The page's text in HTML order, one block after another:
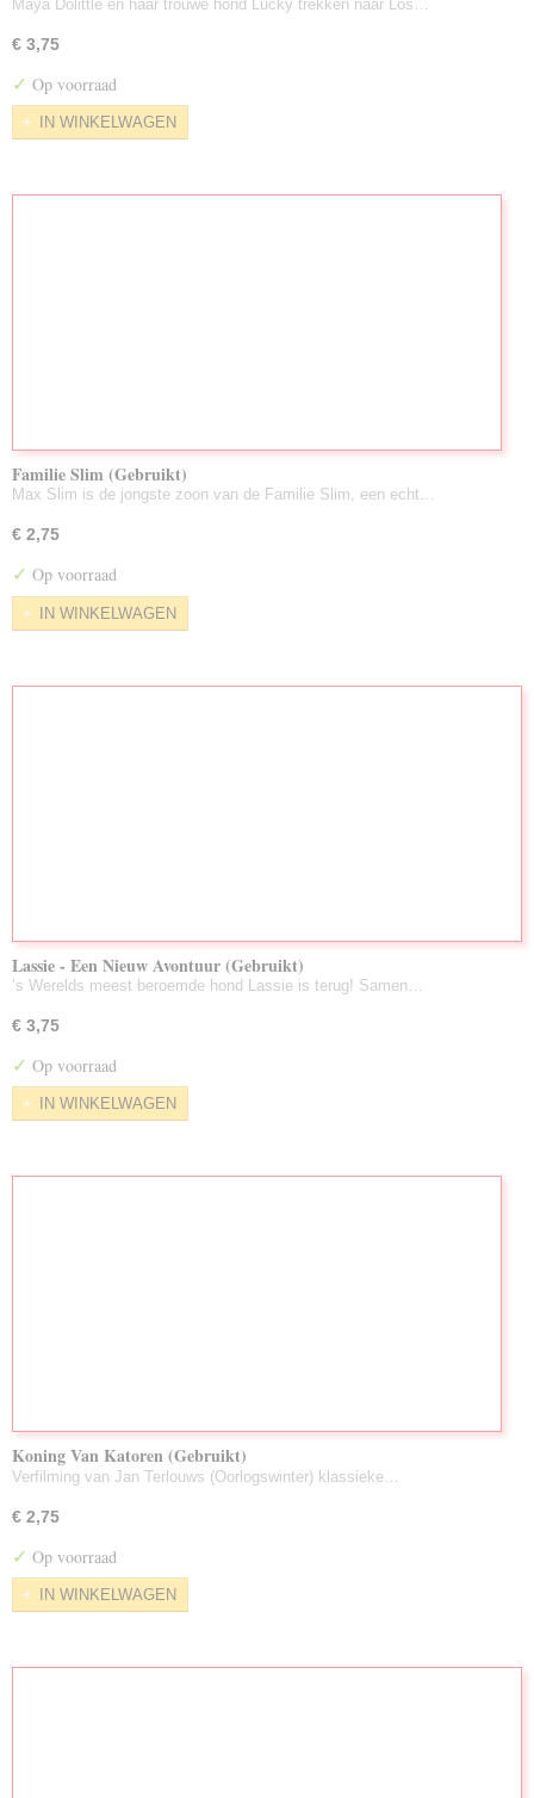
Maya Dolittle en haar trouwe hond Lucky trekken naar Los…
€ 3,75
✓ Op voorraad
IN WINKELWAGEN
Familie Slim (Gebruikt)
Max Slim is de jongste zoon van de Familie Slim, een echt…
€ 2,75
✓ Op voorraad
IN WINKELWAGEN
Lassie - Een Nieuw Avontuur (Gebruikt)
’s Werelds meest beroemde hond Lassie is terug! Samen…
€ 3,75
✓ Op voorraad
IN WINKELWAGEN
Koning Van Katoren (Gebruikt)
Verfilming van Jan Terlouws (Oorlogswinter) klassieke…
€ 2,75
✓ Op voorraad
IN WINKELWAGEN